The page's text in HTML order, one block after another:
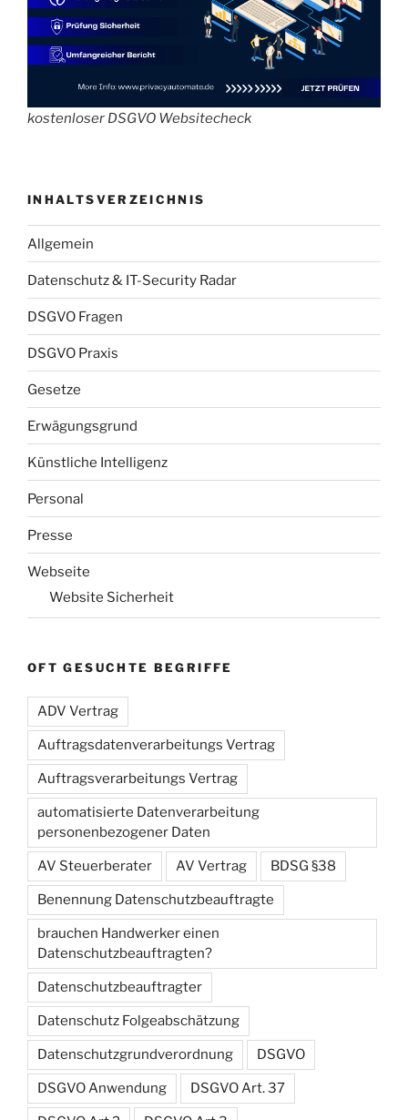
kostenloser DSGVO Websitecheck
INHALTSVERZEICHNIS
Allgemein
Datenschutz & IT-Security Radar
DSGVO Fragen
DSGVO Praxis
Gesetze
Erwägungsgrund
Künstliche Intelligenz
Personal
Presse
Webseite
Website Sicherheit
OFT GESUCHTE BEGRIFFE
ADV Vertrag
Auftragsdatenverarbeitungs Vertrag
Auftragsverarbeitungs Vertrag
automatisierte Datenverarbeitung
personenbezogener Daten
AV Steuerberater AV Vertrag BDSG §38
Benennung Datenschutzbeauftragte
brauchen Handwerker einen
Datenschutzbeauftragten?
Datenschutzbeauftragter
Datenschutz Folgeabschätzung
Datenschutzgrundverordnung DSGVO
DSGVO Anwendung DSGVO Art. 37